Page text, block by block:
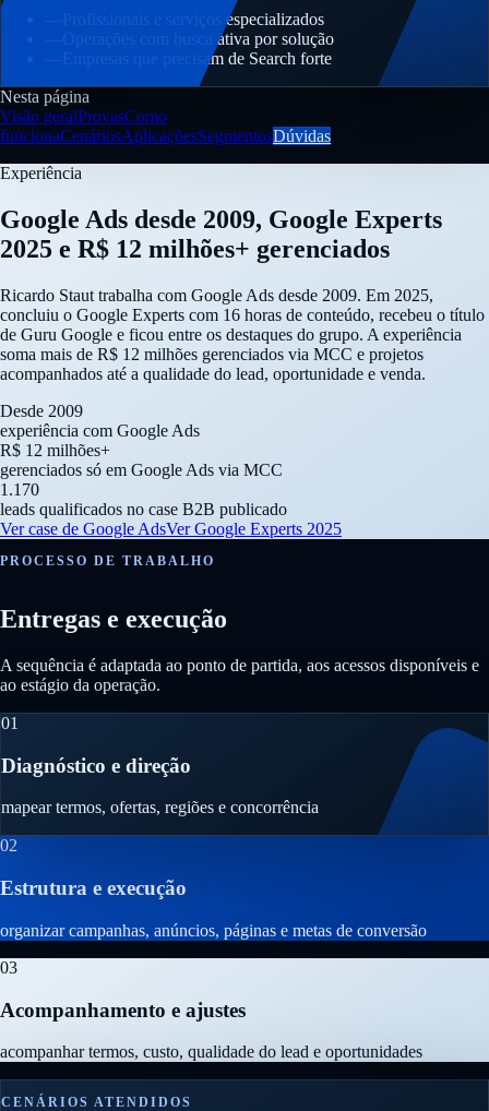
Profissionais e serviços especializados
Operações com busca ativa por solução
Empresas que precisam de Search forte
Nesta página
Visão geralProvasComo
funcionaCenáriosAplicaçõesSegmentosDúvidas
Experiência
Google Ads desde 2009, Google Experts
2025 e R$ 12 milhões+ gerenciados
Ricardo Staut trabalha com Google Ads desde 2009. Em 2025,
concluiu o Google Experts com 16 horas de conteúdo, recebeu o título
de Guru Google e ficou entre os destaques do grupo. A experiência
soma mais de R$ 12 milhões gerenciados via MCC e projetos
acompanhados até a qualidade do lead, oportunidade e venda.
Desde 2009
experiência com Google Ads
R$ 12 milhões+
gerenciados só em Google Ads via MCC
1.170
leads qualificados no case B2B publicado
Ver case de Google AdsVer Google Experts 2025
PROCESSO DE TRABALHO
Entregas e execução
A sequência é adaptada ao ponto de partida, aos acessos disponíveis e
ao estágio da operação.
01
Diagnóstico e direção
mapear termos, ofertas, regiões e concorrência
02
Estrutura e execução
organizar campanhas, anúncios, páginas e metas de conversão
03
Acompanhamento e ajustes
acompanhar termos, custo, qualidade do lead e oportunidades
CENÁRIOS ATENDIDOS